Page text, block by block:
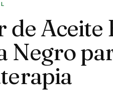
de Aceite
Negro